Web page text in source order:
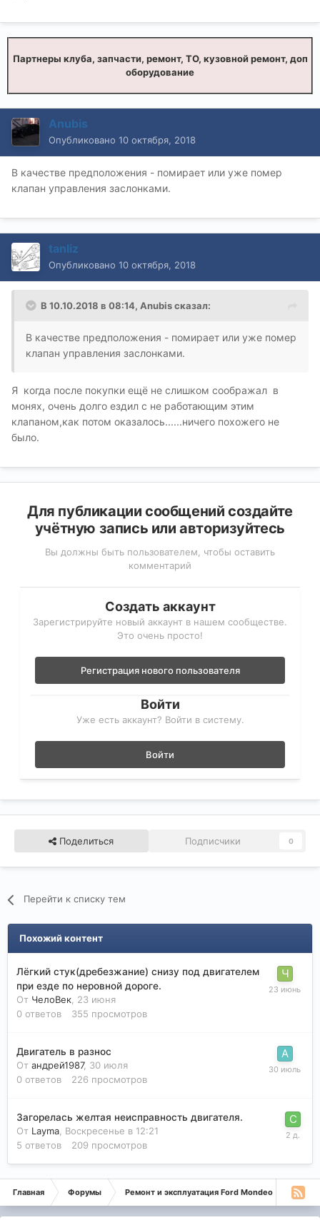
Партнеры клуба, запчасти, ремонт, ТО, кузовной ремонт, доп
оборудование
Anubis
Опубликовано 10 октября, 2018
В качестве предположения - помирает или уже помер
клапан управления заслонками.
tanliz
Опубликовано 10 октября, 2018
В 10.10.2018 в 08:14, Anubisсказал:
В качестве предположения - помирает или уже помер
клапан управления заслонками.
Я когда после покупки ещё не слишком соображал в
монях, очень долго ездил с не работающим этим
клапаном,как потом оказалось......ничего похожего не
было.
Для публикации сообщений создайте
учётную запись или авторизуйтесь
Вы должны быть пользователем, чтобы оставить
комментарий
Создать аккаунт
Зарегистрируйте новый аккаунт в нашем сообществе.
Это очень просто!
Регистрация нового пользователя
Войти
Уже есть аккаунт? Войти в систему.
Войти
Поделиться Подписчики 0
Перейти к списку тем
Похожий контент
Лёгкий стук(дребезжание) снизу под двигателем
при езде по неровной дороге.
От ЧелоВек, 23 июня
0 ответов 355 просмотров
Двигатель в разнос
От андрей1987, 30 июля
0 ответов 226 просмотров
Загорелась желтая неисправность двигателя.
От Layma, Воскресенье в 12:21
5 ответов 209 просмотров
Главная Форумы Ремонт и эксплуатация Ford Mondeo